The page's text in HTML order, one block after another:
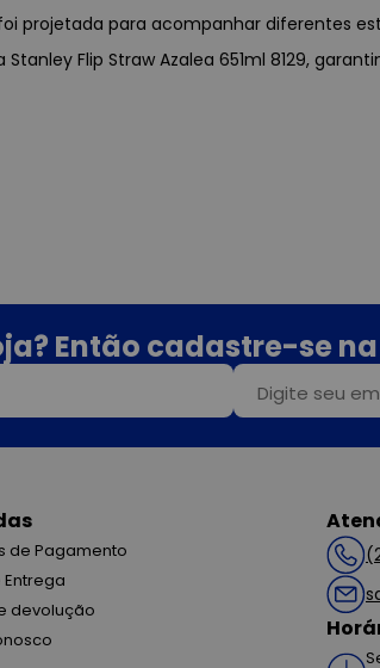
projetada para acompanhar diferentes
Flip Straw Azalea 651ml 8129,
Então cadastre-se
de Pagamento
Entrega
devolução